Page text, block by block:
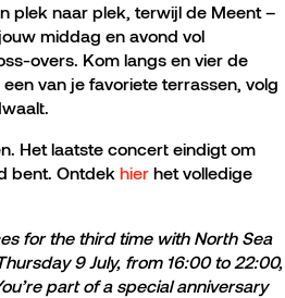
plek naar plek, terwijl de Meent –
middag en avond vol
overs. Kom langs en vier de
van je favoriete terrassen, volg
Het laatste concert eindigt om
bent. Ontdek hier het volledige
for the third time with North Sea
9 July, from 16:00 to 22:00,
part of a special anniversary